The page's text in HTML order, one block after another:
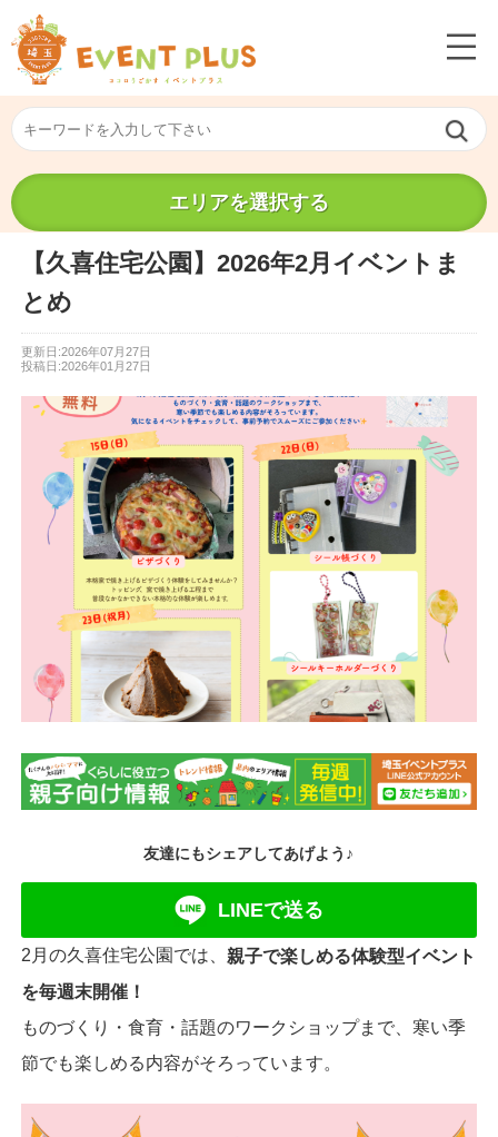
エリアを選択する
【久喜住宅公園】2026年2月イベントま
とめ
更新日:2026年07月27日
投稿日:2026年01月27日
友達にもシェアしてあげよう♪
LINEで送る
2月の久喜住宅公園では、 親子で楽しめる体験型イベント
を毎週末開催！
ものづくり・食育・話題のワークショップまで、寒い季
節でも楽しめる内容がそろっています。